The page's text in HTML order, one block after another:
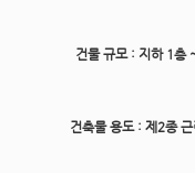
건물 규모: 지하 1층
건축물 용도: 제2종 근